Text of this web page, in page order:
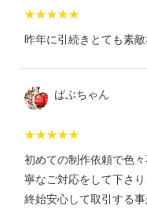
昨年に引続きとても素
ばぶちゃん
初めての制作依頼で色
寧なご対応をして下さ
終始安心して取引する